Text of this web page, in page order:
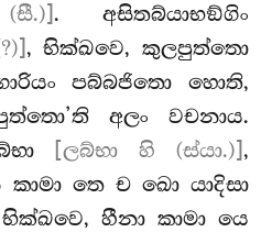
. අසිතබ්යාභඞ්ගිං
, භික්ඛවෙ, කුලපුත්තො
පබ්බජිතො හොති,
අලං වචනාය.
[ලබ්භා හි (ස්යා.)],
තෙ ච ඛො යාදිසා
භික්ඛවෙ, හීනා කාමා යෙ